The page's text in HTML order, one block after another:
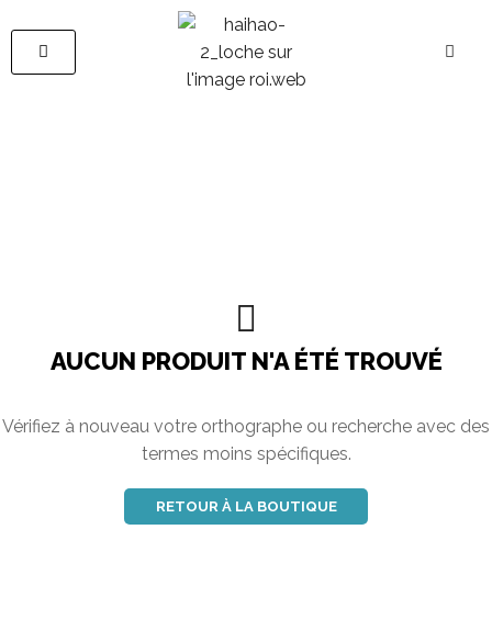
AUCUN PRODUIT N'A ÉTÉ TROUVÉ
Vérifiez à nouveau votre orthographe ou recherche avec des
termes moins spécifiques.
RETOUR À LA BOUTIQUE